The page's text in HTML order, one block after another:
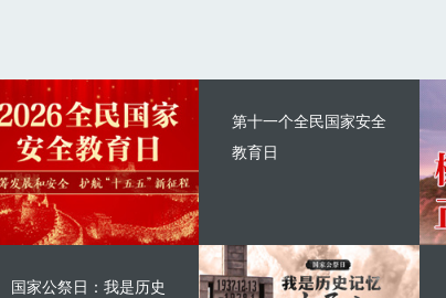
第十一个全民国家安全
教育日
国家公祭日：我是历史